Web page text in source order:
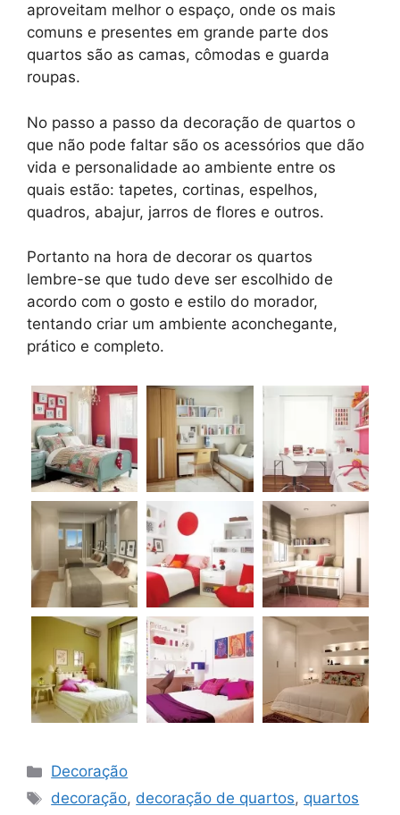
aproveitam melhor o espaço, onde os mais
comuns e presentes em grande parte dos
quartos são as camas, cômodas e guarda
roupas.
No passo a passo da decoração de quartos o
que não pode faltar são os acessórios que dão
vida e personalidade ao ambiente entre os
quais estão: tapetes, cortinas, espelhos,
quadros, abajur, jarros de flores e outros.
Portanto na hora de decorar os quartos
lembre-se que tudo deve ser escolhido de
acordo com o gosto e estilo do morador,
tentando criar um ambiente aconchegante,
prático e completo.
Categorias
Decoração
Tags
decoração, decoração de quartos, quartos